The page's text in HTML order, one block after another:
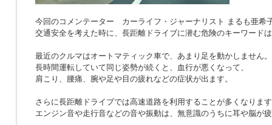
今回のコメンテーター カーライフ・ジャーナリスト まるも亜希
交通安全を考えた時に、長距離ドライブに潜む危険のキーワード
最近のクルマはオートマティック車で、あまり足を動かしません。
長時間運転していて同じ姿勢が続くと、血行が悪くなって、
肩こり、腰痛、腕や足や目の疲れなどの症状が出ます。
さらに長距離ドライブでは高速道路を利用することが多くなりま
エンジン音や走行音などの音や振動は、無意識のうちに耳や脳が